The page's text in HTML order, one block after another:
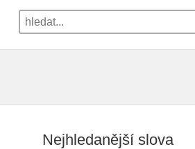
Nejhledanější slova